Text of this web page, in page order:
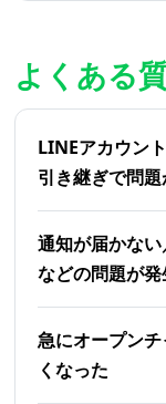
よくある
LINEアカウン
引き継ぎで問
通知が届かな
などの問題が
急にオープン
くなった